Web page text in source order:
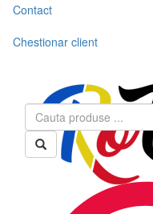
Contact
Chestionar client